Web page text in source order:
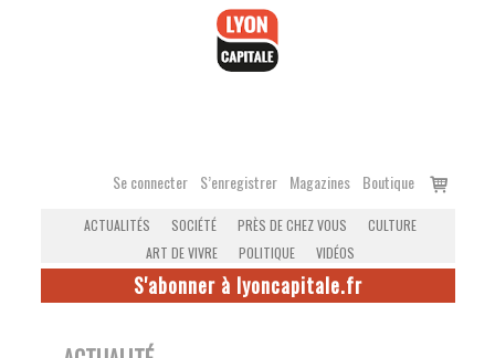
Se connecter S’enregistrer Magazines Boutique
Voir
ACTUALITÉS SOCIÉTÉ PRÈS DE CHEZ VOUS
CULTURE
ART DE VIVRE
POLITIQUE VIDÉOS
S'abonner à lyoncapitale.fr